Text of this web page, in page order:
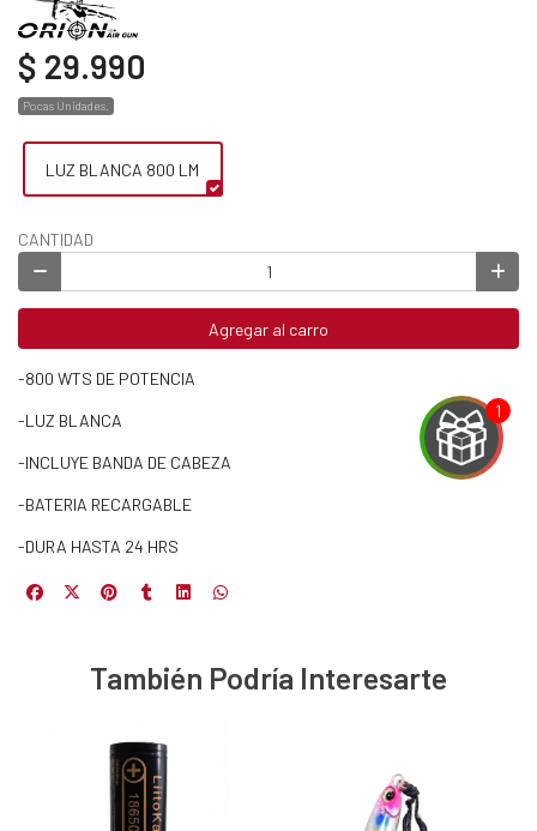
JUGAR
$ 29.990
Pocas Unidades.
LUZ BLANCA 800 LM
CANTIDAD
Agregar al carro
-800 WTS DE POTENCIA
-LUZ BLANCA
-INCLUYE BANDA DE CABEZA
-BATERIA RECARGABLE
-DURA HASTA 24 HRS
También Podría Interesarte